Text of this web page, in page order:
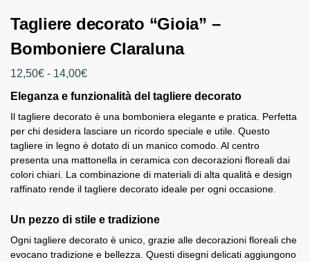
Tagliere decorato “Gioia” –
Bomboniere Claraluna
12,50€ - 14,00€
Eleganza e funzionalità del tagliere decorato
Il tagliere decorato è una bomboniera elegante e pratica. Perfetta
per chi desidera lasciare un ricordo speciale e utile. Questo
tagliere in legno è dotato di un manico comodo. Al centro
presenta una mattonella in ceramica con decorazioni floreali dai
colori chiari. La combinazione di materiali di alta qualità e design
raffinato rende il tagliere decorato ideale per ogni occasione.
Un pezzo di stile e tradizione
Ogni tagliere decorato è unico, grazie alle decorazioni floreali che
evocano tradizione e bellezza. Questi disegni delicati aggiungono